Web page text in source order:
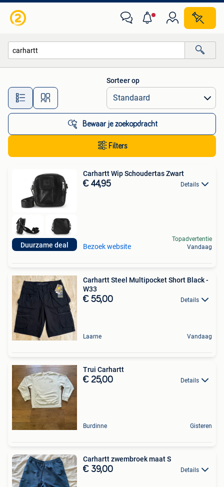
Alle afstanden…
Sorteer op
Bewaar je zoekopdracht
Filters
Duurzame deal
Carhartt Wip Schoudertas Zwart
€ 44,95 Details
Bezoek website
Topadvertentie
Vandaag
Carhartt Steel Multipocket Short Black -
W33
€ 55,00 Details
Laarne Vandaag
Trui Carhartt
€ 25,00 Details
Burdinne Gisteren
Carhartt zwembroek maat S
€ 39,00 Details